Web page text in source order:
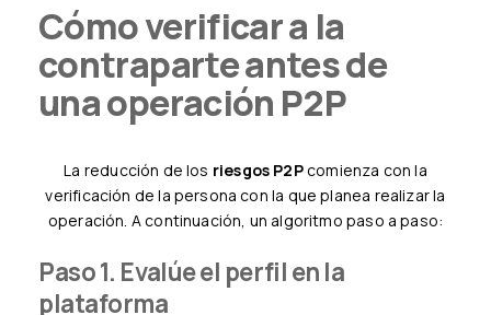
Cómo verificar a la
contraparte antes de
una operación P2P
La reducción de los riesgos P2Pcomienza con la
verificación de la persona con la que planea realizar la
operación. A continuación, un algoritmo paso a paso:
Paso 1. Evalúe el perfil en la
plataforma